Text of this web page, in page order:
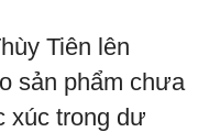
Tiên lên
sản phẩm chưa
xúc trong dư